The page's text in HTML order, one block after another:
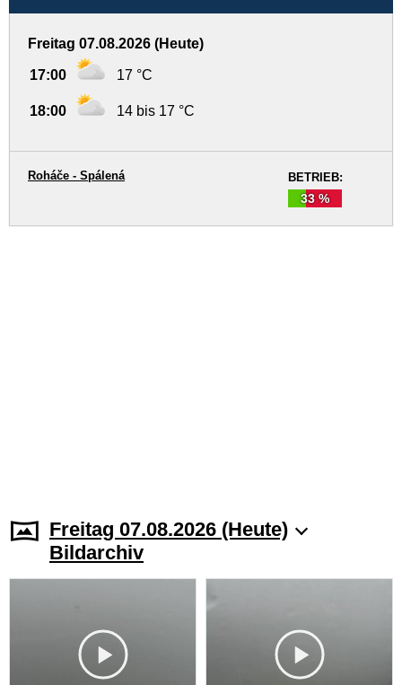
Freitag 07.08.2026 (Heute)
17:00 17 °C
18:00 14 bis 17 °C
BETRIEB:
33 %
Roháče - Spálená
Freitag 07.08.2026 (Heute)
Bildarchiv